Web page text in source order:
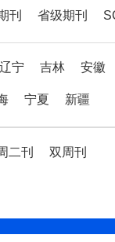
刊 省级期刊
辽宁 吉林 安徽
宁夏 新疆
二刊 双周刊